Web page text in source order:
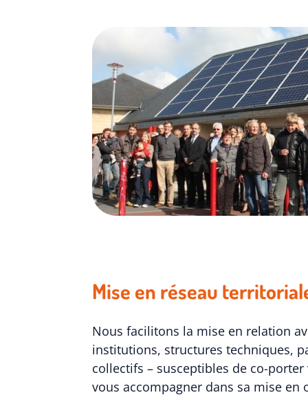
Mise en réseau
Nous facilitons la mise en relation
institutions, structures techniques,
collectifs – susceptibles de co-
vous accompagner dans sa mise en